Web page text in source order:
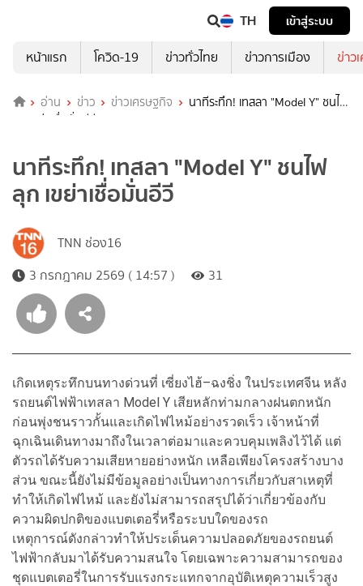
TH
เข้าสู่ระบบ
หน้าแรก
โควิด-19 ข่าวทั่วไทย ข่าวการเมือง ข่าว
อ่าน ข่าว ข่าวเศรษฐกิจ
นาทีระทึก! เทสลา "Model Y" ชนไฟ
ลุก เขย่าเชื่อมั่นอีวี
นาทีระทึก! เทสลา "Model Y" ชนไฟ
ลุก เขย่าเชื่อมั่นอีวี
TNN ช่อง16
3 กรกฎาคม 2569 ( 14:57 )
31
เกิดเหตุระทึกบนทางด่วนที่ เซี่ยงไฮ้–ฉงชิ่ง ในประเทศจีน หลัง
รถยนต์ไฟฟ้าเทสลา Model Y เสียหลักท่ามกลางฝนตกหนัก
ก่อนพุ่งชนราวกั้นและเกิดไฟไหม้อย่างรวดเร็ว เจ้าหน้าที่
ฉุกเฉินเดินทางมาถึงในเวลาต่อมาและควบคุมเพลิงไว้ได้ แต่
ตัวรถได้รับความเสียหายอย่างหนัก เหลือเพียงโครงสร้างบาง
ส่วน ขณะนี้ยังไม่มีข้อมูลอย่างเป็นทางการเกี่ยวกับสาเหตุที่
ทำให้เกิดไฟไหม้ และยังไม่สามารถสรุปได้ว่าเกี่ยวข้องกับ
ความผิดปกติของแบตเตอรี่หรือระบบใดของรถ
เหตุการณ์ดังกล่าวทำให้ประเด็นความปลอดภัยของรถยนต์
ไฟฟ้ากลับมาได้รับความสนใจ โดยเฉพาะความสามารถของ
ชุดแบตเตอรี่ในการรับแรงกระแทกจากอุบัติเหตุความเร็วสูง